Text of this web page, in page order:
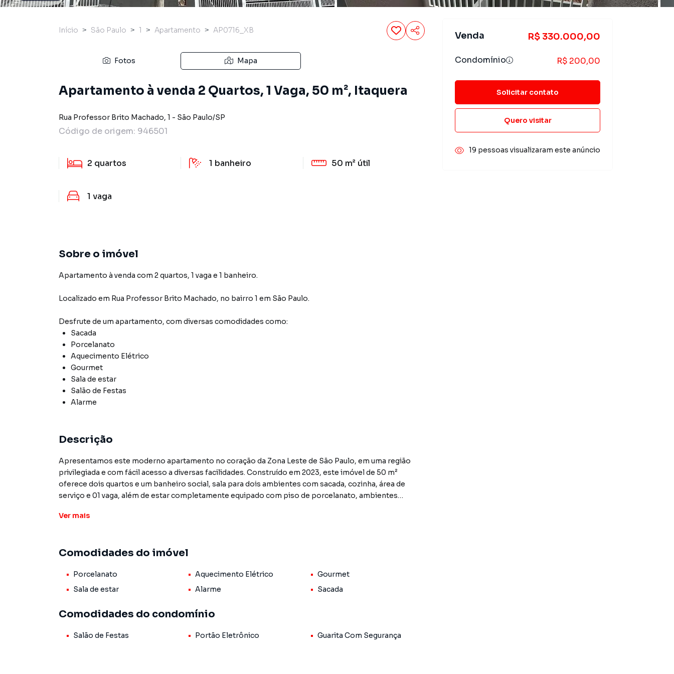
Início São Paulo 1 Apartamento AP0716_XB
Fotos Mapa
Apartamento à venda 2 Quartos, 1 Vaga, 50 m², Itaquera
Rua Professor Brito Machado, 1 - São Paulo/SP
Código de origem: 946501
2 quartos 1 banheiro 50 m² útil
1 vaga
Sobre o imóvel
Apartamento à venda com 2 quartos, 1 vaga e 1 banheiro.
Localizado em Rua Professor Brito Machado, no bairro 1 em São Paulo.
Desfrute de um apartamento, com diversas comodidades como:
Sacada
Porcelanato
Aquecimento Elétrico
Gourmet
Sala de estar
Salão de Festas
Alarme
Descrição
Apresentamos este moderno apartamento no coração da Zona Leste de São Paulo, em uma região
privilegiada e com fácil acesso a diversas facilidades. Construído em 2023, este imóvel de 50 m²
oferece dois quartos e um banheiro social, sala para dois ambientes com sacada, cozinha, área de
serviço e 01 vaga, além de estar completamente equipado com piso de porcelanato, ambientes
momentos de lazer. Trata-se de uma excelente oportunidade para quem busca um imóvel moderno,
Os moradores contarão também com a praticidade de um alarme instalado, garantindo ainda mais
amplitude ao lar. Com localização privilegiada e diversas comodidades, este apartamento é a opção
Ver mais
Comodidades do imóvel
Porcelanato Aquecimento Elétrico
Gourmet
Sala de estar
Alarme Sacada
Comodidades do condomínio
Salão de Festas Portão Eletrônico Guarita Com Segurança
Venda R$ 330.000,00
Condomínio R$ 200,00
Solicitar contato
Quero visitar
19 pessoas visualizaram este anúncio